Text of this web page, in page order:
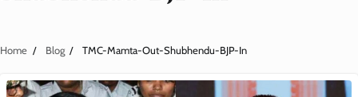
Home Blog TMC-Mamta-Out-Shubhendu-BJP-In